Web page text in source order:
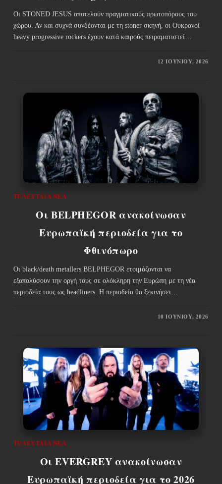
Οι STONED JESUS αποτελούν πραγματικούς πρωτοπόρους του
χώρου. Αν και συχνά συνδέονται με τη stoner σκηνή, οι Ουκρανοί
heavy progressive rockers έχουν κατά καιρούς πειραματιστεί…
12 ΙΟΥΝΊΟΥ, 2026
ΤΕΛΕΥΤΑΊΑ ΝΈΑ
Οι BELPHEGOR ανακοίνωσαν
Ευρωπαϊκή περιοδεία για το
Φθινόπωρο
Οι black/death metallers BELPHEGOR ετοιμάζονται να
εξαπολύσουν την οργή τους σε ολόκληρη την Ευρώπη με τη νέα
περιοδεία τους ως headliners. Η περιοδεία θα ξεκινήσει…
10 ΙΟΥΝΊΟΥ, 2026
ΤΕΛΕΥΤΑΊΑ ΝΈΑ
Οι EVERGREY ανακοίνωσαν
Ευρωπαϊκή περιοδεία για το 2026